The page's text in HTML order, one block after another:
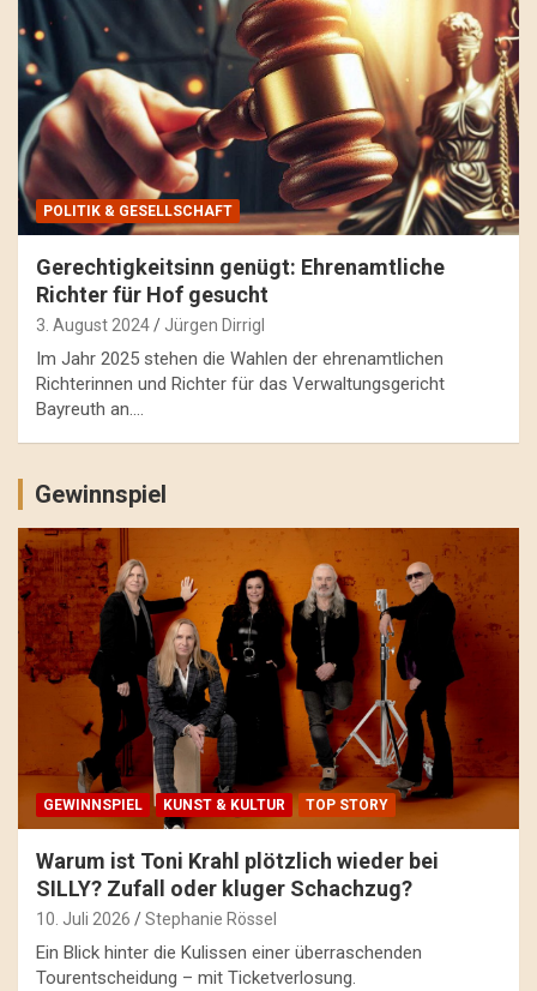
POLITIK & GESELLSCHAFT
Gerechtigkeitsinn genügt: Ehrenamtliche
Richter für Hof gesucht
3. August 2024 Jürgen Dirrigl
Im Jahr 2025 stehen die Wahlen der ehrenamtlichen
Richterinnen und Richter für das Verwaltungsgericht
Bayreuth an.…
Gewinnspiel
GEWINNSPIEL KUNST & KULTUR TOP STORY
Warum ist Toni Krahl plötzlich wieder bei
SILLY? Zufall oder kluger Schachzug?
10. Juli 2026 Stephanie Rössel
Ein Blick hinter die Kulissen einer überraschenden
Tourentscheidung – mit Ticketverlosung.